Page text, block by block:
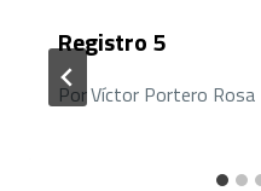
Registro 5
PorVíctor Portero Rosa